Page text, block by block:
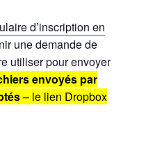
d’inscription en
une demande de
utiliser pour envoyer
envoyés par
– le lien Dropbox